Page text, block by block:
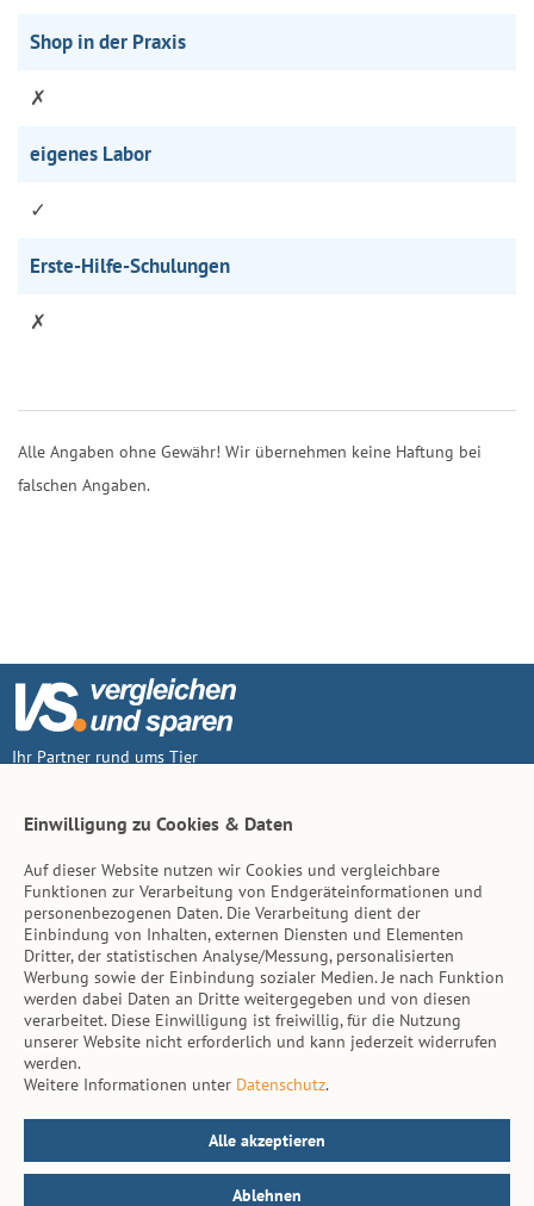
Shop in der Praxis
✗
eigenes Labor
✓
Erste-Hilfe-Schulungen
✗
Alle Angaben ohne Gewähr! Wir übernehmen keine Haftung bei
falschen Angaben.
Ihr Partner rund ums Tier
Inhalt
Tierarzt-Suche
Hinweise
AGB
Impressum
Datenschutz
Kontakt
Einwilligung zu Cookies & Daten
Auf dieser Website nutzen wir Cookies und vergleichbare
Funktionen zur Verarbeitung von Endgeräteinformationen und
personenbezogenen Daten. Die Verarbeitung dient der
Einbindung von Inhalten, externen Diensten und Elementen
Dritter, der statistischen Analyse/Messung, personalisierten
Werbung sowie der Einbindung sozialer Medien. Je nach Funktion
werden dabei Daten an Dritte weitergegeben und von diesen
verarbeitet. Diese Einwilligung ist freiwillig, für die Nutzung
unserer Website nicht erforderlich und kann jederzeit widerrufen
werden.
Weitere Informationen unter Datenschutz.
Alle akzeptieren
Ablehnen